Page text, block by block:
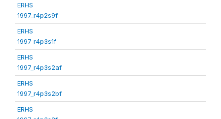
ERHS
1997_r4p2s9f
ERHS
1997_r4p3s1f
ERHS
1997_r4p3s2af
ERHS
1997_r4p3s2bf
ERHS